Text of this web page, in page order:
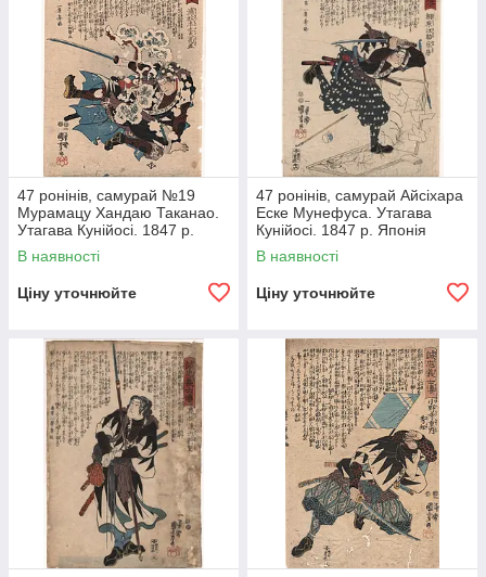
47 ронінів, самурай №19
Мурамацу Хандаю Таканао.
Утагава Кунійосі. 1847 р.
Японія гравюру
В наявності
Ціну уточнюйте
47 ронінів, самурай Айсіхара
Еске Мунефуса. Утагава
Кунійосі. 1847 р. Японія
гравюра
В наявності
Ціну уточнюйте